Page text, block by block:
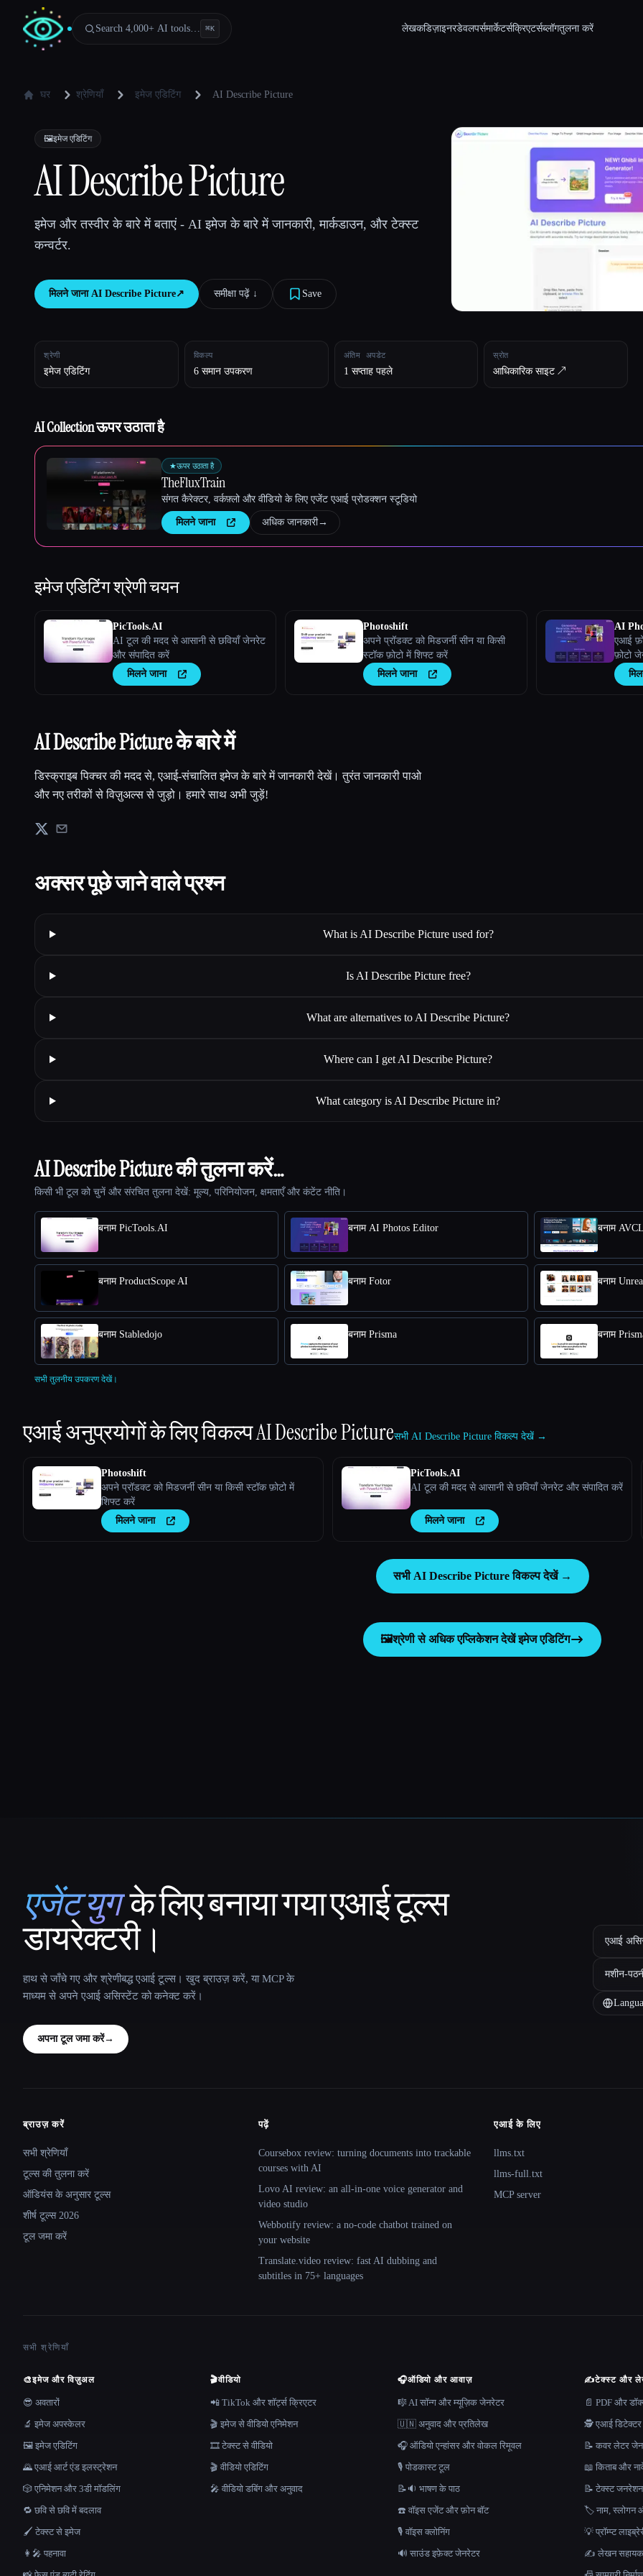
Search 4,000+ AI tools… ⌘K लेखकडिज़ाइनरडेवलपर्समार्केटर्सक्रिएटर्सब्लॉगतुलना करें
घर श्रेणियाँ इमेज एडिटिंग AI Describe Picture
🖼️इमेज एडिटिंग
AI Describe Picture
इमेज और तस्वीर के बारे में बताएं - AI इमेज के बारे में जानकारी, मार्कडाउन, और टेक्स्ट
कन्वर्टर.
मिलने जाना AI Describe Picture↗︎ समीक्षा पढ़ें ↓︎ Save
श्रेणी
इमेज एडिटिंग
विकल्प
6 समान उपकरण
अंतिम अपडेट
1 सप्ताह पहले
स्रोत
आधिकारिक साइट ↗︎
AI Collection ऊपर उठाता है
★ऊपर उठाता है
TheFluxTrain
संगत कैरेक्टर, वर्कफ़्लो और वीडियो के लिए एजेंट एआई प्रोडक्शन स्टूडियो
मिलने जाना अधिक जानकारी→
इमेज एडिटिंगश्रेणी चयन
PicTools.AI
AI टूल की मदद से आसानी से छवियाँ जेनरेट
और संपादित करें
मिलने जाना
Photoshift
अपने प्रॉडक्ट को मिडजर्नी सीन या किसी
स्टॉक फ़ोटो में शिफ्ट करें
मिलने जाना
AI
एआई
फ़ोटो
AI Describe Picture के बारे में
डिस्क्राइब पिक्चर की मदद से, एआई-संचालित इमेज के बारे में जानकारी देखें। तुरंत जानकारी पाओ
और नए तरीकों से विज़ुअल्स से जुड़ो। हमारे साथ अभी जुड़ें!
अक्सर पूछे जाने वाले प्रश्न
What is AI Describe Picture used for?
Is AI Describe Picture free?
What are alternatives to AI Describe Picture?
Where can I get AI Describe Picture?
What category is AI Describe Picture in?
AI Describe Picture की तुलना करें…
किसी भी टूल को चुनें और संरचित तुलना देखें: मूल्य, परिनियोजन, क्षमताएँ और कंटेंट नीति।
बनाम PicTools.AI बनाम AI Photos Editor बनाम
बनाम ProductScope AI बनाम Fotor बनाम
बनाम Stabledojo बनाम Prisma बनाम
सभी तुलनीय उपकरण देखें।
एआई अनुप्रयोगों के लिए विकल्पAI Describe Pictureसभी AI Describe Picture विकल्प देखें →
Photoshift
अपने प्रॉडक्ट को मिडजर्नी सीन या किसी स्टॉक फ़ोटो में
शिफ्ट करें
मिलने जाना
PicTools.AI
AI टूल की मदद से आसानी से छवियाँ जेनरेट और संपादित करें
मिलने जाना
सभी AI Describe Picture विकल्प देखें →
🖼️श्रेणी से अधिक एप्लिकेशन देखेंइमेज एडिटिंग
That AI Collection
एजेंट युग के लिए बनाया गया एआई टूल्स
डायरेक्टरी।
हाथ से जाँचे गए और श्रेणीबद्ध एआई टूल्स। खुद ब्राउज़ करें, या MCP के
माध्यम से अपने एआई असिस्टेंट को कनेक्ट करें।
अपना टूल जमा करें→
एआई
मशीन-
Site navigation
ब्राउज़ करें
सभी श्रेणियाँ
टूल्स की तुलना करें
ऑडियंस के अनुसार टूल्स
शीर्ष टूल्स 2026
टूल जमा करें
पढ़ें
Coursebox review: turning documents into trackable
courses with AI
Lovo AI review: an all-in-one voice generator and
video studio
Webbotify review: a no-code chatbot trained on
your website
Translate.video review: fast AI dubbing and
subtitles in 75+ languages
एआई के लिए
llms.txt
llms-full.txt
MCP server
सभी श्रेणियाँ
🎨इमेज और विज़ुअल
😎 अवतारों
🔬 इमेज अपस्केलर
🖼️ इमेज एडिटिंग
🌄 एआई आर्ट एंड इलस्ट्रेशन
🎲 एनिमेशन और 3डी मॉडलिंग
🔁 छवि से छवि में बदलाव
🖌️ टेक्स्ट से इमेज
👩‍🎤 पहनावा
🎬वीडियो
📲 TikTok और शॉर्ट्स क्रिएटर
🎬 इमेज से वीडियो एनिमेशन
🎞️ टेक्स्ट से वीडियो
🎬 वीडियो एडिटिंग
🎤 वीडियो डबिंग और अनुवाद
🎧ऑडियो और आवाज़
🎼 AI सॉन्ग और म्यूज़िक जेनरेटर
🇺🇳 अनुवाद और प्रतिलेख
🎧 ऑडियो एन्हांसर और वोकल रिमूवल
🎙️ पोडकास्ट टूल
📝🔉 भाषण के पाठ
☎️ वॉइस एजेंट और फ़ोन बॉट
🎙️ वॉइस क्लोनिंग
🔊 साउंड इफ़ेक्ट जेनरेटर
✍️टेक्स्ट और
📄 PDF और
🕵️ एआई डिटेक्टर
📝 कवर लेटर
📖 किताब और
📝 टेक्स्ट जनरेशन
🏷️ नाम, स्लोगन
💡 प्रॉम्प्ट
✍️ लेखन सहायक